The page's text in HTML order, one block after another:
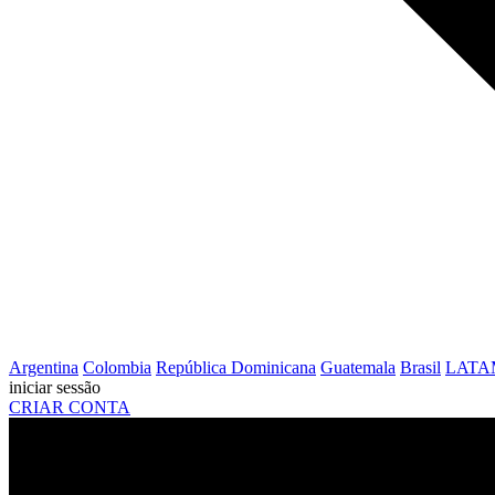
Argentina Colombia República Dominicana Guatemala Brasil
iniciar sessão
CRIAR CONTA